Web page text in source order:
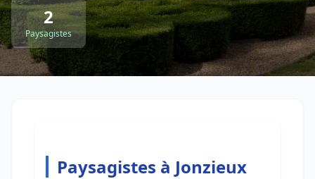
2
Paysagistes
Paysagistes à Jonzieux